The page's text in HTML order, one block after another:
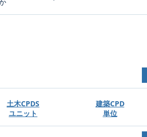
土木CPDS
ユニット
建築CPD
単位